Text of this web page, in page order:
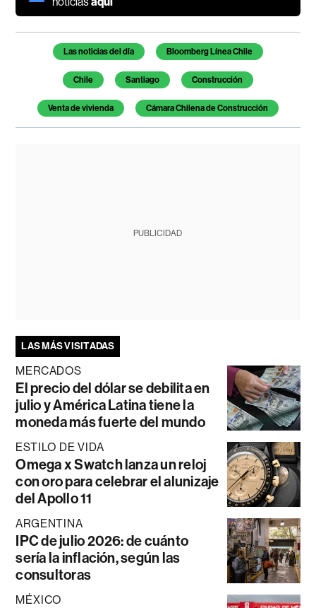
Temas de este artículo
Las noticias del día Bloomberg Línea Chile
Chile Santiago Construcción
Venta de vivienda Cámara Chilena de Construcción
PUBLICIDAD
LAS MÁS VISITADAS
MERCADOS
El precio del dólar se debilita en
julio y América Latina tiene la
moneda más fuerte del mundo
ESTILO DE VIDA
Omega x Swatch lanza un reloj
con oro para celebrar el alunizaje
del Apollo 11
ARGENTINA
IPC de julio 2026: de cuánto
sería la inflación, según las
consultoras
MÉXICO